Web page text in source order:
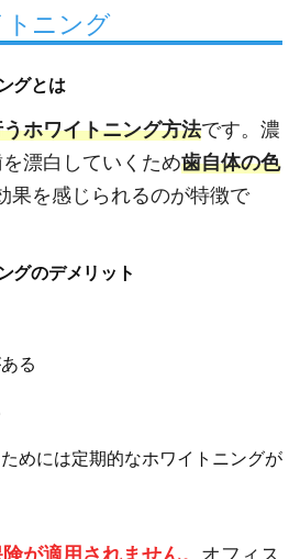
ニング
グとは
ホワイトニング方法です。濃
漂白していくため歯自体の色
果を感じられるのが特徴で
グのデメリット
る
めには定期的なホワイトニングが
が適用されません。 オフィス